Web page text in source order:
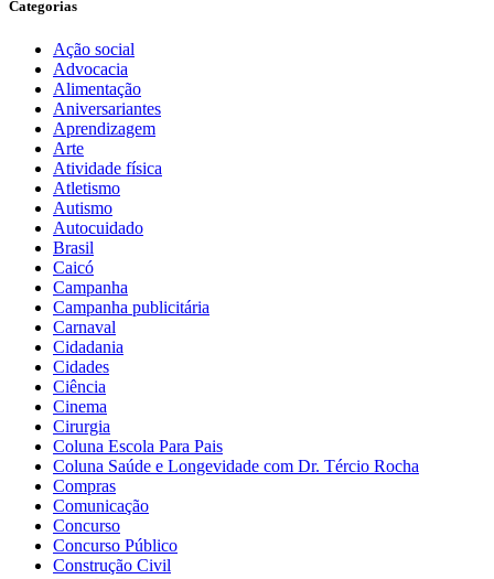
Categorias
Ação social
Advocacia
Alimentação
Aniversariantes
Aprendizagem
Arte
Atividade física
Atletismo
Autismo
Autocuidado
Brasil
Caicó
Campanha
Campanha publicitária
Carnaval
Cidadania
Cidades
Ciência
Cinema
Cirurgia
Coluna Escola Para Pais
Coluna Saúde e Longevidade com Dr. Tércio Rocha
Compras
Comunicação
Concurso
Concurso Público
Construção Civil